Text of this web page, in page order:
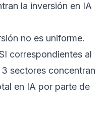
la inversión en IA
no es uniforme.
correspondientes al
sectores concentran
en IA por parte de